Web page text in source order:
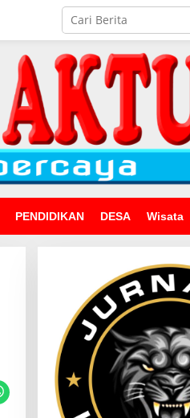
PENDIDIKAN DESA Wisata